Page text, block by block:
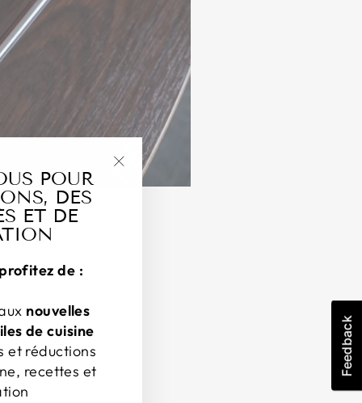
POUR
DES
ET DE
de :
nouvelles
de cuisine
et réductions
recettes et
"Fermer
Feedback